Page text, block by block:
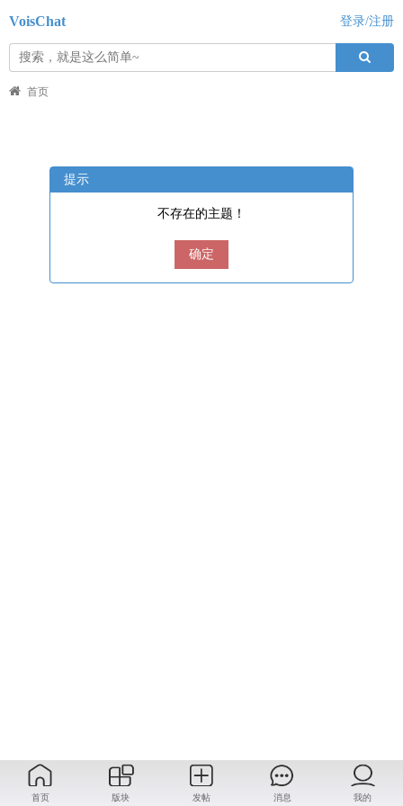
首页 版块 发帖 消息 我的
VoisChat 登录/注册
首页
提示
不存在的主题！
确定